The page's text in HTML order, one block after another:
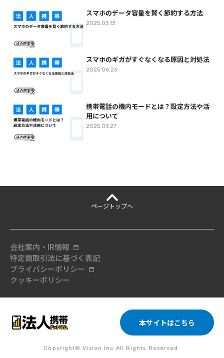
スマホのデータ容量を賢く節約する方法
2025.03.13
スマホのギガがすぐなくなる原因と対処法
2025.06.26
携帯電話の機内モードとは？設定方法や活
用について
2025.03.27
ページ トップへ
会社案内・IR情報
特定商取引法に基づく表記
プライバシーポリシー
クッキーポリシー
本サイトはこちら
Copyright© Vision Inc.All Rights Reserved.